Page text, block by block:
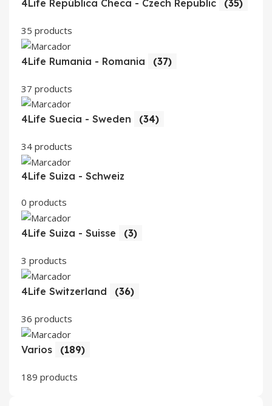
4Life República Checa - Czech Republic (35)
35 products
4Life Rumania - Romania (37)
37 products
4Life Suecia - Sweden (34)
34 products
4Life Suiza - Schweiz
0 products
4Life Suiza - Suisse (3)
3 products
4Life Switzerland (36)
36 products
Varios (189)
189 products